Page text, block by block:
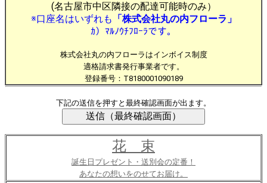
(名古屋市中区隣接の配達可能時のみ）
※口座名はいずれも 「株式会社丸の内フローラ」
ｶ）ﾏﾙﾉｳﾁﾌﾛｰﾗです。
株式会社丸の内フローラはインボイス制度
適格請求書発行事業者です。
登録番号：T8180001090189
下記の送信を押すと最終確認画面が出ます。
花 束
誕生日プレゼント・送別会の定番！
あなたの想いをのせてお届け。